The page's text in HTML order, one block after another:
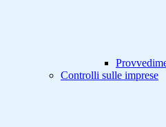
Controlli sulle imprese